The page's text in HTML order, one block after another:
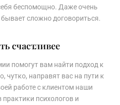
беспомощно. Даже очень
сложно договориться.
счастливее
помогут вам найти подход к
направят вас на пути к
работе с клиентом наши
психологов и